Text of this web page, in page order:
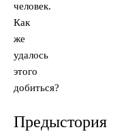
человек.
Как
же
удалось
этого
добиться?
Предыстория